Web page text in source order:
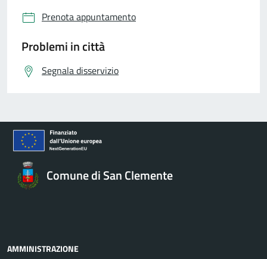
Prenota appuntamento
Problemi in città
Segnala disservizio
Comune di San Clemente
AMMINISTRAZIONE